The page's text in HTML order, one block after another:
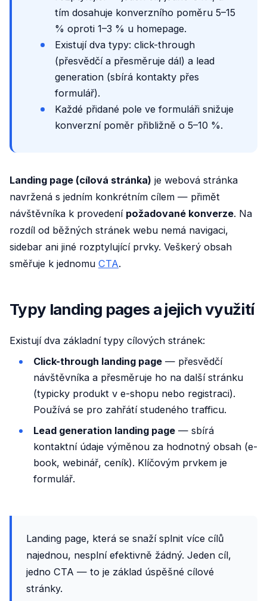
tím dosahuje konverzního poměru 5–15
% oproti 1–3 % u homepage.
Existují dva typy: click-through
(přesvědčí a přesměruje dál) a lead
generation (sbírá kontakty přes
formulář).
Každé přidané pole ve formuláři snižuje
konverzní poměr přibližně o 5–10 %.
Landing page (cílová stránka) je webová stránka
navržená s jedním konkrétním cílem — přimět
návštěvníka k provedení požadované konverze. Na
rozdíl od běžných stránek webu nemá navigaci,
sidebar ani jiné rozptylující prvky. Veškerý obsah
směřuje k jednomu CTA.
Typy landing pages a jejich využití
Existují dva základní typy cílových stránek:
Click-through landing page — přesvědčí
návštěvníka a přesměruje ho na další stránku
(typicky produkt v e-shopu nebo registraci).
Používá se pro zahřátí studeného trafficu.
Lead generation landing page — sbírá
kontaktní údaje výměnou za hodnotný obsah (e-
book, webinář, ceník). Klíčovým prvkem je
formulář.
Landing page, která se snaží splnit více cílů
najednou, nesplní efektivně žádný. Jeden cíl,
jedno CTA — to je základ úspěšné cílové
stránky.